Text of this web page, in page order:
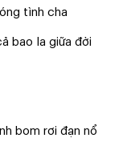
tình cha
bao la giữa đời
bom rơi đạn nổ